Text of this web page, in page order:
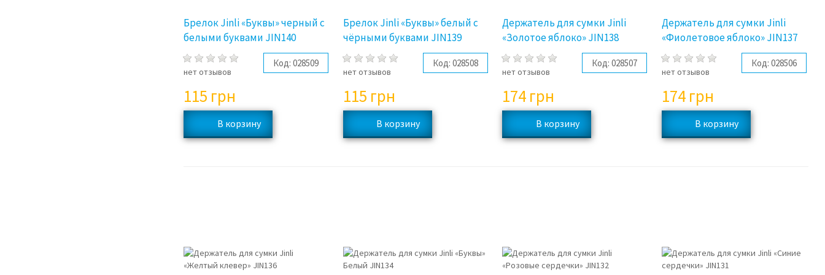
Брелок Jinli «Буквы» черный с
белыми буквами JIN140
нет отзывов
Код: 028509
115 грн
Брелок Jinli «Буквы» белый с
чёрными буквами JIN139
нет отзывов
Код: 028508
115 грн
Держатель для сумки Jinli
«Золотое яблоко» JIN138
нет отзывов
Код: 028507
174 грн
Держатель для сумки Jinli
«Фиолетовое яблоко» JIN137
нет отзывов
Код: 028506
174 грн